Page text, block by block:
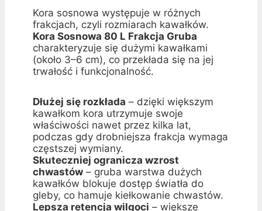
Kora sosnowa występuje w różnych
frakcjach, czyli rozmiarach kawałków.
Kora Sosnowa 80 L Frakcja Gruba
charakteryzuje się dużymi kawałkami
(około 3–6 cm), co przekłada się na jej
trwałość i funkcjonalność.
Dłużej się rozkłada – dzięki większym
kawałkom kora utrzymuje swoje
właściwości nawet przez kilka lat,
podczas gdy drobniejsza frakcja wymaga
częstszej wymiany.
Skuteczniej ogranicza wzrost
chwastów – gruba warstwa dużych
kawałków blokuje dostęp światła do
gleby, co hamuje kiełkowanie chwastów.
Lepsza retencja wilgoci – większe